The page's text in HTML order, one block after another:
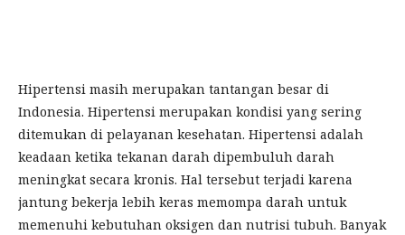
Hipertensi masih merupakan tantangan besar di
Indonesia. Hipertensi merupakan kondisi yang sering
ditemukan di pelayanan kesehatan. Hipertensi adalah
keadaan ketika tekanan darah dipembuluh darah
meningkat secara kronis. Hal tersebut terjadi karena
jantung bekerja lebih keras memompa darah untuk
memenuhi kebutuhan oksigen dan nutrisi tubuh. Banyak